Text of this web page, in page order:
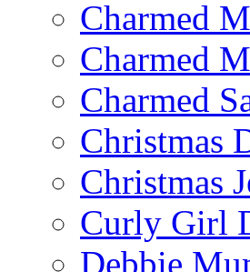
Charmed
Charmed
Charmed
Christmas
Christmas
Curly Girl
Debbie